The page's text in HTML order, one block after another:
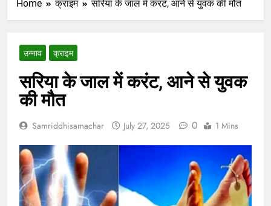
Home क्राइम सरिया के जाल में करंट, आने से युवक की मौत
उन्नाव क्राइम
सरिया के जाल में करंट, आने से युवक
की मौत
Samriddhisamachar July 27, 2025 0 1 Mins